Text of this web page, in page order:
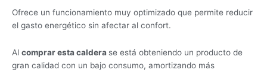
Ofrece un funcionamiento muy optimizado que permite reducir
el gasto energético sin afectar al confort.
Al comprar esta caldera se está obteniendo un producto de
gran calidad con un bajo consumo, amortizando más